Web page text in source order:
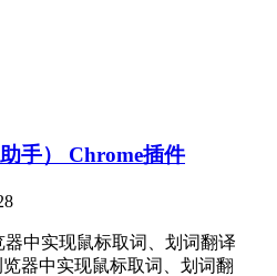
手） Chrome插件
器中实现鼠标取词、划词翻译
览器中实现鼠标取词、划词翻